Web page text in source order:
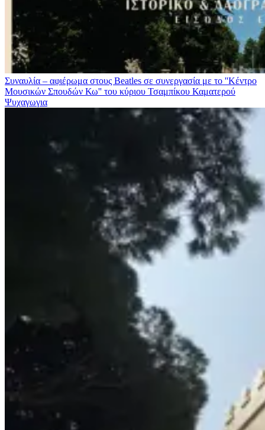
Συναυλία – αφιέρωμα στους Beatles σε συνεργασία με το ''Κέντρο
Μουσικών Σπουδών Κω'' του κύριου Τσαμπίκου Καματερού
Ψυχαγωγια